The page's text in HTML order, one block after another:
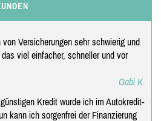
Versicherungen sehr schwierig und
viel einfacher, schneller und vor
Gabi K.
Kredit wurde ich im Autokredit-
kann ich sorgenfrei der Finanzierung